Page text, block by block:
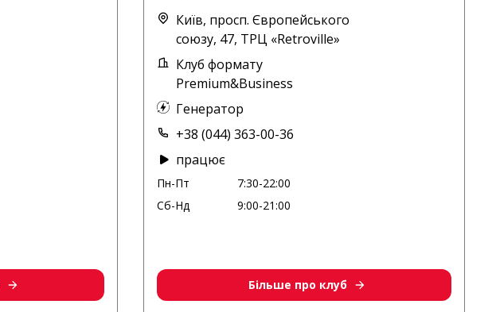
Київ, просп. Європейського
союзу, 47, ТРЦ «Retroville»
Клуб формату
Premium&Business
Генератор
+38 (044) 363-00-36
працює
Пн-Пт
7:30-22:00
Сб-Нд
9:00-21:00
Більше про клуб